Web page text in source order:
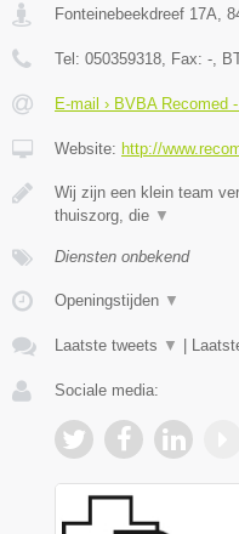
Fonteinebeekdreef 17A
Tel: 050359318 , Fax: - ,
E-mail › BVBA Recomed
Website: http://
Wij zijn een klein team
thuiszorg, die ▼
Diensten onbekend
Openingstijden ▼
Laatste tweets ▼ |
Sociale media: